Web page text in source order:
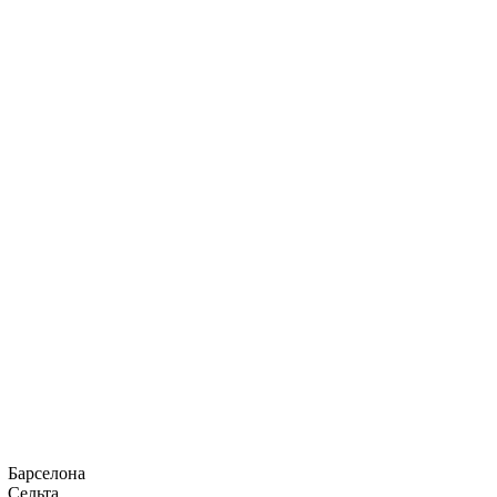
Барселона
Сельта